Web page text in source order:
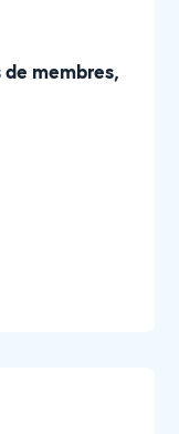
membres,